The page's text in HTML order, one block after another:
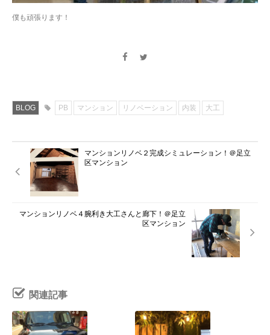
僕も頑張ります！
BLOG PB マンション リノベーション 内装 大工
マンションリノベ２完成シミュレーション！＠足立
区マンション
マンションリノベ４腕利き大工さんと廊下！＠足立
区マンション
関連記事